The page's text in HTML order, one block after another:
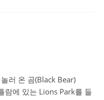
러 온 곰(Black Bear)
람에 있는 Lions Park를 들